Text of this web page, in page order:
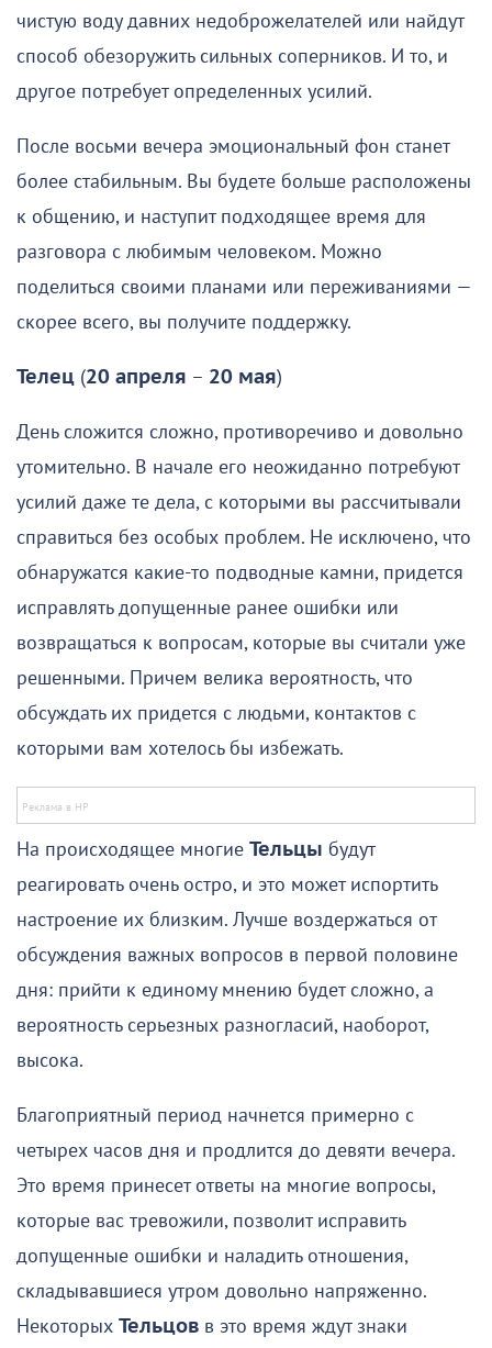
чистую воду давних недоброжелателей или найдут
способ обезоружить сильных соперников. И то, и
другое потребует определенных усилий.
После восьми вечера эмоциональный фон станет
более стабильным. Вы будете больше расположены
к общению, и наступит подходящее время для
разговора с любимым человеком. Можно
поделиться своими планами или переживаниями —
скорее всего, вы получите поддержку.
Телец (20 апреля – 20 мая)
День сложится сложно, противоречиво и довольно
утомительно. В начале его неожиданно потребуют
усилий даже те дела, с которыми вы рассчитывали
справиться без особых проблем. Не исключено, что
обнаружатся какие-то подводные камни, придется
исправлять допущенные ранее ошибки или
возвращаться к вопросам, которые вы считали уже
решенными. Причем велика вероятность, что
обсуждать их придется с людьми, контактов с
которыми вам хотелось бы избежать.
На происходящее многие Тельцы будут
реагировать очень остро, и это может испортить
настроение их близким. Лучше воздержаться от
обсуждения важных вопросов в первой половине
дня: прийти к единому мнению будет сложно, а
вероятность серьезных разногласий, наоборот,
высока.
Благоприятный период начнется примерно с
четырех часов дня и продлится до девяти вечера.
Это время принесет ответы на многие вопросы,
которые вас тревожили, позволит исправить
допущенные ошибки и наладить отношения,
складывавшиеся утром довольно напряженно.
Некоторых Тельцов в это время ждут знаки